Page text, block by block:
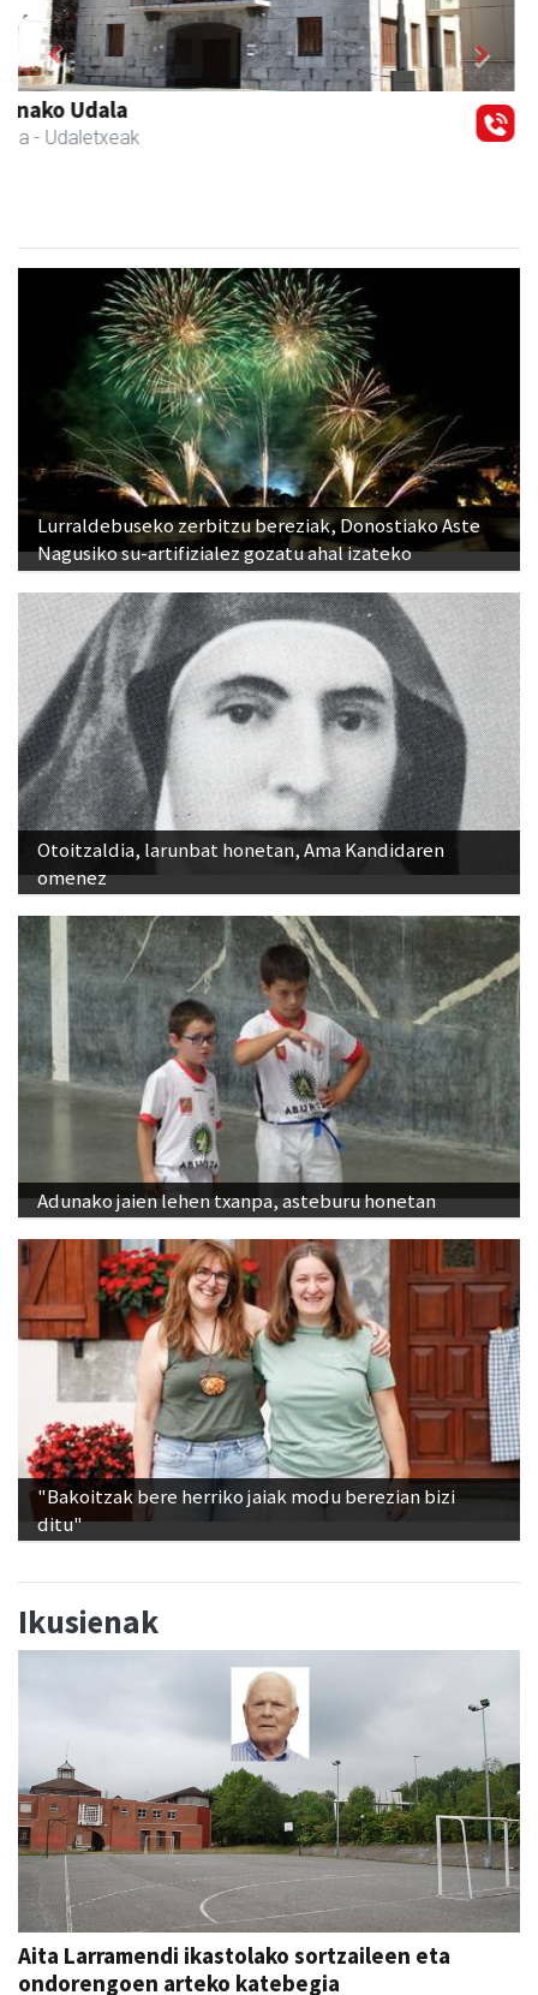
Andoaingo Udala
Andoain - Udaletxeak
Previous Next
Lurraldebuseko zerbitzu bereziak, Donostiako Aste
Nagusiko su-artifizialez gozatu ahal izateko
Otoitzaldia, larunbat honetan, Ama Kandidaren
omenez
Adunako jaien lehen txanpa, asteburu honetan
"Bakoitzak bere herriko jaiak modu berezian bizi
ditu"
Ikusienak
Aita Larramendi ikastolako sortzaileen eta
ondorengoen arteko katebegia